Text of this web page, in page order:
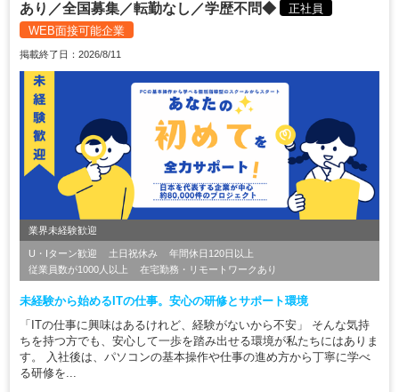
あり／全国募集／転勤なし／学歴不問◆
正社員
WEB面接可能企業
掲載終了日：2026/8/11
業界未経験歓迎
U・Iターン歓迎 土日祝休み
年間休日120日以上
従業員数が1000人以上
在宅勤務・リモートワークあり
未経験から始めるITの仕事。安心の研修とサポート環境
「ITの仕事に興味はあるけれど、経験がないから不安」 そんな気持
ちを持つ方でも、安心して一歩を踏み出せる環境が私たちにはありま
す。 入社後は、パソコンの基本操作や仕事の進め方から丁寧に学べ
る研修を...